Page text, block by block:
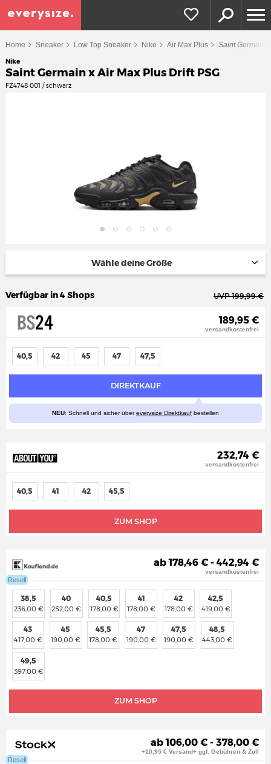
Home Sneaker Low Top Sneaker Nike Air Max Plus Saint Germain
Nike
Saint Germain x Air Max Plus Drift PSG
FZ4748 001 / schwarz
Wähle deine Größe
Verfügbar in 4 Shops UVP 199,99 €
NEU: Schnell und sicher übereverysize Direktkauf bestellen
189,95 €
versandkostenfrei
DIREKTKAUF
40,5 42 45 47 47,5
232,74 €
versandkostenfrei
ZUM SHOP
40,5 41 42 45,5
Resell
ab 178,46 € - 442,94 €
versandkostenfrei
ZUM SHOP
38,5
236,00 €
40
252,00 €
40,5
178,00 €
41
178,00 €
42
178,00 €
42,5
419,00 €
43
417,00 €
45
190,00 €
45,5
178,00 €
47
190,00 €
47,5
190,00 €
48,5
443,00 €
49,5
397,00 €
Resell
ab 106,00 € - 378,00 €
+10,95 € Versand+ ggf. Gebühren & Zoll